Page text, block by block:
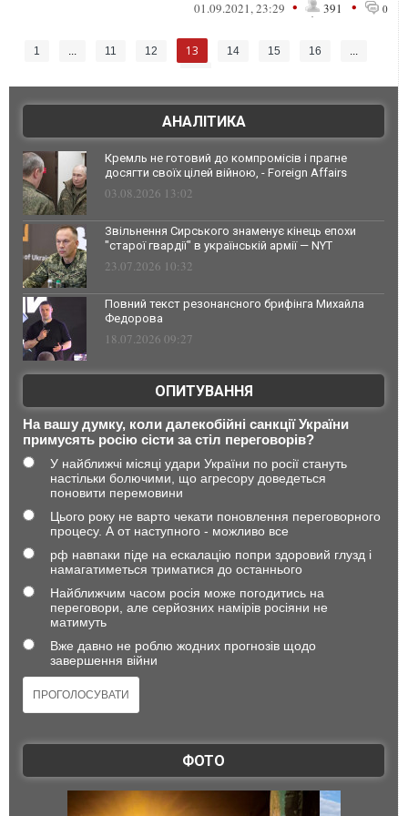
01.09.2021, 23:29 • 391 • 0
1 ... 11 12 13 14 15 16
...
АНАЛІТИКА
Кремль не готовий до компромісів і прагне
досягти своїх цілей війною, - Foreign Affairs
03.08.2026 13:02
Звільнення Сирського знаменує кінець епохи
"старої гвардії" в українській армії — NYT
23.07.2026 10:32
Повний текст резонансного брифінга Михайла
Федорова
18.07.2026 09:27
ОПИТУВАННЯ
На вашу думку, коли далекобійні санкції України
примусять росію сісти за стіл переговорів?
У найближчі місяці удари України по росії стануть
настільки болючими, що агресору доведеться
поновити перемовини
Цього року не варто чекати поновлення переговорного
процесу. А от наступного - можливо все
рф навпаки піде на ескалацію попри здоровий глузд і
намагатиметься триматися до останнього
Найближчим часом росія може погодитись на
переговори, але серйозних намірів росіяни не
матимуть
Вже давно не роблю жодних прогнозів щодо
завершення війни
ФОТО